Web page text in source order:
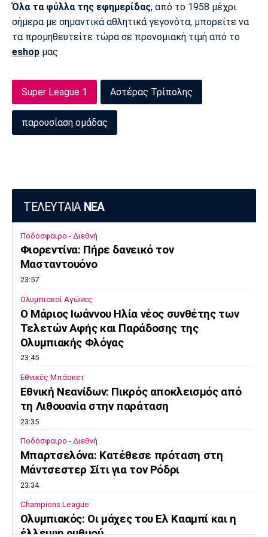
Πόρτο Μπενφίκα
Όλα τα φύλλα της εφημερίδας, από το 1958 μέχρι
σήμερα με σημαντικά αθλητικά γεγονότα, μπορείτε να
τα προμηθευτείτε τώρα σε προνομιακή τιμή από το
eshop μας
Super League 1 Αστέρας Τρίπολης
παρουσίαση ομάδας
ΤΕΛΕΥΤΑΙΑ ΝΕΑ
Ποδόσφαιρο - Διεθνή
Φιορεντίνα: Πήρε δανεικό τον
Μασταντουόνο
23:57
Ολυμπιακοί Αγώνες
O Μάριος Ιωάννου Ηλία νέος συνθέτης των
Τελετών Αφής και Παράδοσης της
Ολυμπιακής Φλόγας
23:45
Εθνικές Μπάσκετ
Εθνική Νεανίδων: Πικρός αποκλεισμός από
τη Λιθουανία στην παράταση
23:35
Ποδόσφαιρο - Διεθνή
Μπαρτσελόνα: Κατέθεσε πρόταση στη
Μάντσεστερ Σίτι για τον Ρόδρι
23:34
Champions League
Ολυμπιακός: Οι μάχες του Ελ Κααμπί και η
έλλειψη ρυθμού